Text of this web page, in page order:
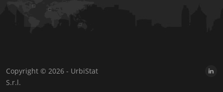
Copyright © 2026 - UrbiStat
S.r.l.